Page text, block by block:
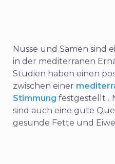
Nüsse und Samen sind
in der mediterranen
Studien haben einen
zwischen einer
Stimmung festgestellt .
sind auch eine gute
gesunde Fette und